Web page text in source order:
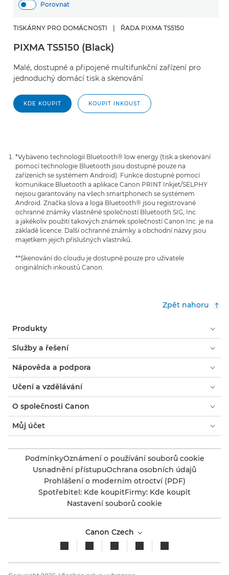
Porovnat
TISKÁRNY PRO DOMÁCNOSTI ŘADA PIXMA TS5150
PIXMA TS5150 (Black)
Malé, dostupné a připojené multifunkční zařízení pro
jednoduchý domácí tisk a skenování
KDE KOUPIT KOUPIT INKOUST
*Vybaveno technologií Bluetooth® low energy (tisk a skenování
pomocí technologie Bluetooth jsou dostupné pouze na
zařízeních se systémem Android). Funkce dostupné pomocí
komunikace Bluetooth a aplikace Canon PRINT Inkjet/SELPHY
nejsou garantovány na všech smartphonech se systémem
Android. Značka slova a loga Bluetooth® jsou registrované
ochranné známky vlastněné společností Bluetooth SIG, Inc.
a jakékoliv použití takových známek společností Canon Inc. je na
základě licence. Další ochranné známky a obchodní názvy jsou
majetkem jejich příslušných vlastníků.
**Skenování do cloudu je dostupné pouze pro uživatele
originálních inkoustů Canon.
Zpět nahoru
Produkty
Služby a řešení
Nápověda a podpora
Učení a vzdělávání
O společnosti Canon
Můj účet
PodmínkyOznámení o používání souborů cookie
Usnadnění přístupuOchrana osobních údajů
Prohlášení o moderním otroctví (PDF)
Spotřebitel: Kde koupitFirmy: Kde koupit
Nastavení souborů cookie
Canon Czech